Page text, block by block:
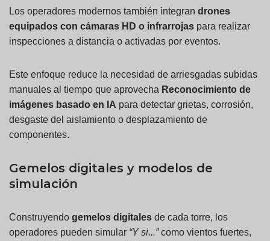
Los operadores modernos también integran drones
equipados con cámaras HD o infrarrojas para realizar
inspecciones a distancia o activadas por eventos.
Este enfoque reduce la necesidad de arriesgadas subidas
manuales al tiempo que aprovecha Reconocimiento de
imágenes basado en IA para detectar grietas, corrosión,
desgaste del aislamiento o desplazamiento de
componentes.
Gemelos digitales y modelos de
simulación
Construyendo gemelos digitales de cada torre, los
operadores pueden simular “Y si...”como vientos fuertes,